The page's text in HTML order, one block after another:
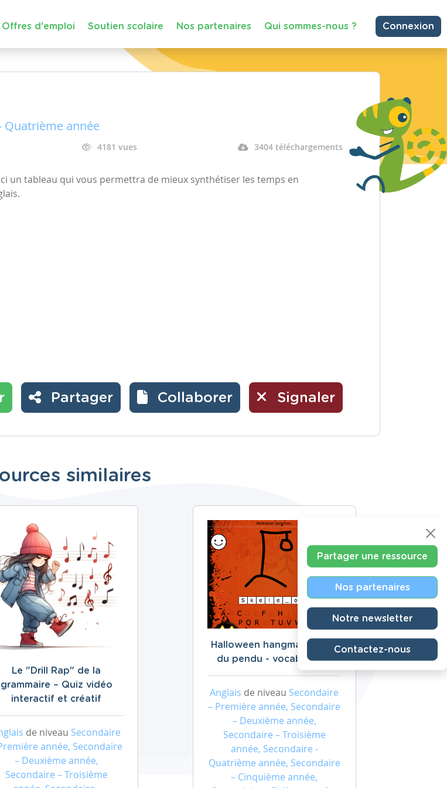
Offres d'emploi Soutien scolaire Nos partenaires Qui sommes-nous ? Connexion
Quatrième année
4181 vues 3404 téléchargements
un tableau qui vous permettra de mieux synthétiser les temps en
Partager Collaborer Signaler
similaires
Le "Drill Rap" de la
grammaire – Quiz vidéo
interactif et créatif
de niveau Secondaire
année, Secondaire
– Deuxième année,
Secondaire – Troisième
Halloween hangman - (Jeu
du pendu - vocabulaire)
Anglais de niveau Secondaire
– Première année, Secondaire
– Deuxième année,
Secondaire – Troisième
année, Secondaire -
Quatrième année, Secondaire
– Cinquième année,
Partager une ressource
Nos partenaires
Notre newsletter
Contactez-nous